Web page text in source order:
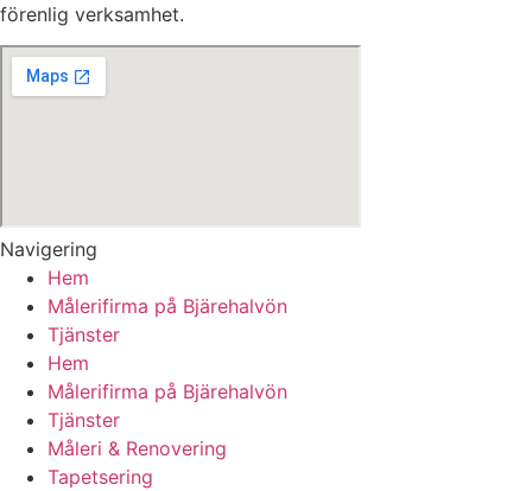
förenlig verksamhet.
Navigering
Hem
Målerifirma på Bjärehalvön
Tjänster
Hem
Målerifirma på Bjärehalvön
Tjänster
Måleri & Renovering
Tapetsering